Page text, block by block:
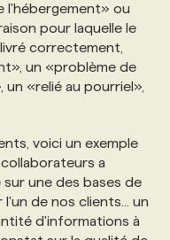
l'hébergement» ou
pour laquelle le
correctement,
un «problème de
«relié au pourriel»,
voici un exemple
a
une des bases de
de nos clients... un
d'informations à